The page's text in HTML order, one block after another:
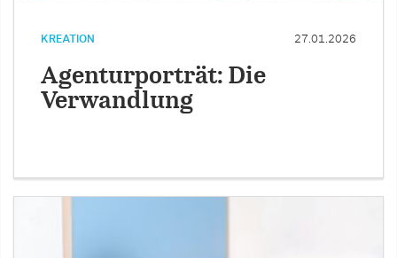
KREATION 27.01.2026
Agenturporträt: Die
Verwandlung